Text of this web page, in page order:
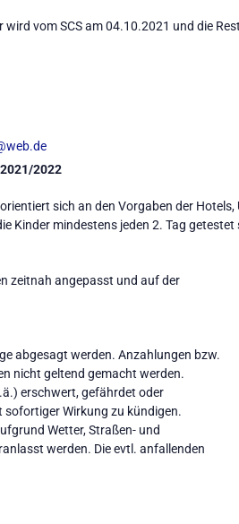
vom SCS am 04.10.2021 und die
2022
sich an den Vorgaben der
mindestens jeden 2. Tag
zeitnah angepasst und auf der
abgesagt werden. Anzahlungen bzw.
nicht geltend gemacht werden.
erschwert, gefährdet oder
Wirkung zu kündigen.
Wetter, Straßen- und
werden. Die evtl. anfallenden